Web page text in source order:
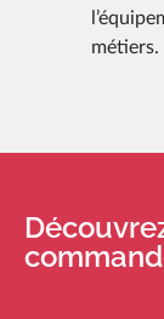
métiers.